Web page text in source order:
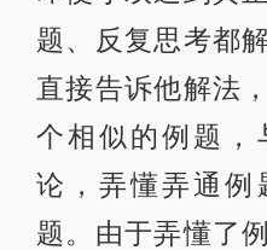
题、反复思考都
直接告诉他解法
个相似的例题，
论，弄懂弄通例
题。由于弄懂了